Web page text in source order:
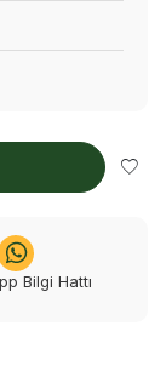
Bilgi Hattı